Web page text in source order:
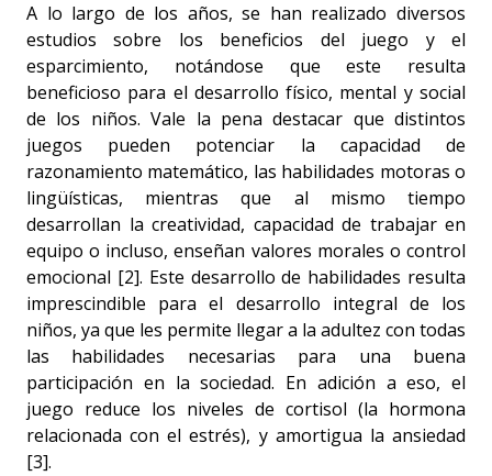
A lo largo de los años, se han realizado diversos
estudios sobre los beneficios del juego y el
esparcimiento, notándose que este resulta
beneficioso para el desarrollo físico, mental y social
de los niños. Vale la pena destacar que distintos
juegos pueden potenciar la capacidad de
razonamiento matemático, las habilidades motoras o
lingüísticas, mientras que al mismo tiempo
desarrollan la creatividad, capacidad de trabajar en
equipo o incluso, enseñan valores morales o control
emocional [2]. Este desarrollo de habilidades resulta
imprescindible para el desarrollo integral de los
niños, ya que les permite llegar a la adultez con todas
las habilidades necesarias para una buena
participación en la sociedad. En adición a eso, el
juego reduce los niveles de cortisol (la hormona
relacionada con el estrés), y amortigua la ansiedad
[3].